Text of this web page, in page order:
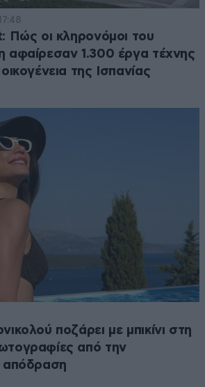
Πώς οι κληρονόμοι του
αφαίρεσαν 1.300 έργα τέχνης
της Ισπανίας
ποζάρει με μπικίνι στη
από την
απόδραση